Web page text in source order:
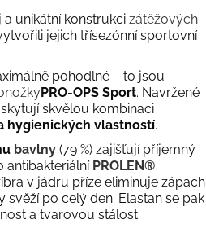
a unikátní konstrukcizátěžových
jejich třísezónní sportovní
pohodlné – to jsou
PRO-OPS Sport. Navržené
skvělou kombinaci
hygienických vlastností.
bavlny (79 %) zajišťují příjemný
antibakteriální PROLEN®
v jádru příze eliminuje zápach
svěží po celý den. Elastan se pak
a tvarovou stálost.